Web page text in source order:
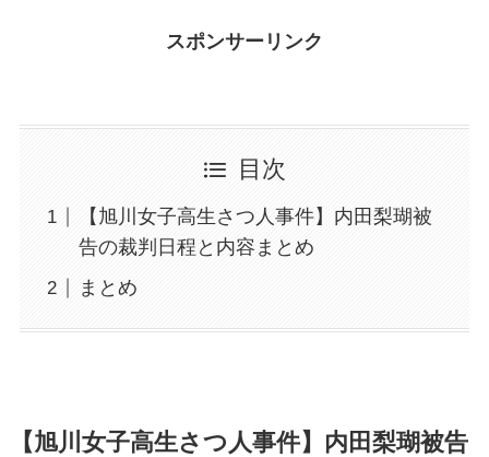
スポンサーリンク
目次
【旭川女子高生さつ人事件】内田梨瑚被
告の裁判日程と内容まとめ
まとめ
【旭川女子高生さつ人事件】内田梨瑚被告